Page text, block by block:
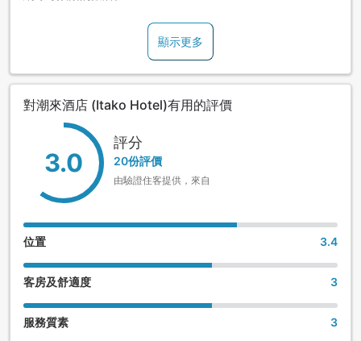
顯示更多
對潮來酒店 (Itako Hotel)有用的評價
3.0
評分
20份評價
由驗證住客提供，來自
位置 3.4
客房及舒適度 3
服務質素 3